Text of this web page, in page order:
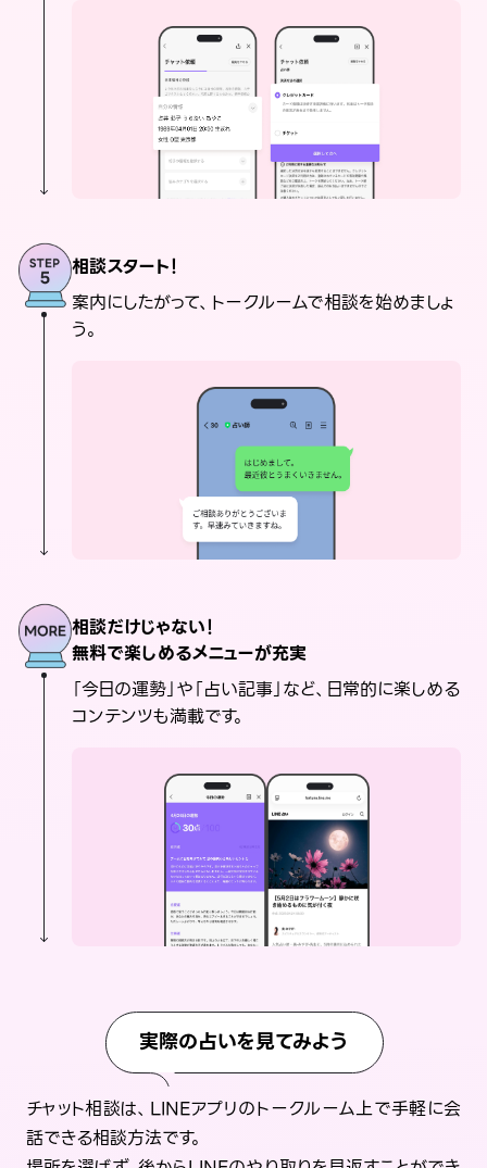
相談スタート！
案内にしたがって、トークルームで相談を始めましょ
う。
相談だけじゃない！
無料で楽しめるメニューが充実
「今日の運勢」や「占い記事」など、日常的に楽しめる
コンテンツも満載です。
実際の占いを見てみよう
チャット相談は、LINEアプリのトークルーム上で手軽に会
話できる相談方法です。